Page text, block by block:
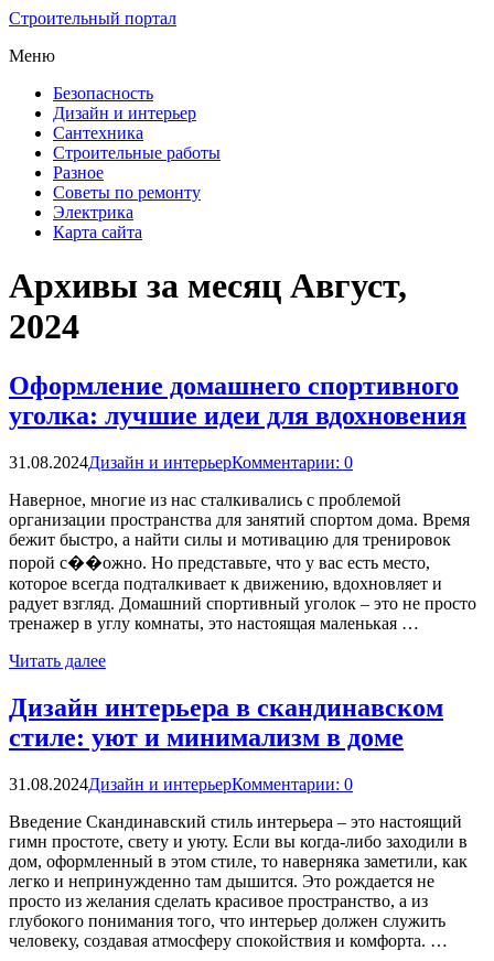
Строительный портал
Меню
Безопасность
Дизайн и интерьер
Сантехника
Строительные работы
Разное
Советы по ремонту
Электрика
Карта сайта
Архивы за месяц Август,
2024
Оформление домашнего спортивного
уголка: лучшие идеи для вдохновения
31.08.2024Дизайн и интерьерКомментарии: 0
Наверное, многие из нас сталкивались с проблемой
организации пространства для занятий спортом дома. Время
бежит быстро, а найти силы и мотивацию для тренировок
порой с��ожно. Но представьте, что у вас есть место,
которое всегда подталкивает к движению, вдохновляет и
радует взгляд. Домашний спортивный уголок – это не просто
тренажер в углу комнаты, это настоящая маленькая …
Читать далее
Дизайн интерьера в скандинавском
стиле: уют и минимализм в доме
31.08.2024Дизайн и интерьерКомментарии: 0
Введение Скандинавский стиль интерьера – это настоящий
гимн простоте, свету и уюту. Если вы когда-либо заходили в
дом, оформленный в этом стиле, то наверняка заметили, как
легко и непринужденно там дышится. Это рождается не
просто из желания сделать красивое пространство, а из
глубокого понимания того, что интерьер должен служить
человеку, создавая атмосферу спокойствия и комфорта. …